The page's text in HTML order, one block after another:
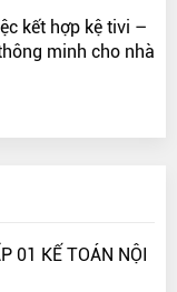
kết hợp kệ tivi –
minh cho nhà
01 KẾ TOÁN NỘI